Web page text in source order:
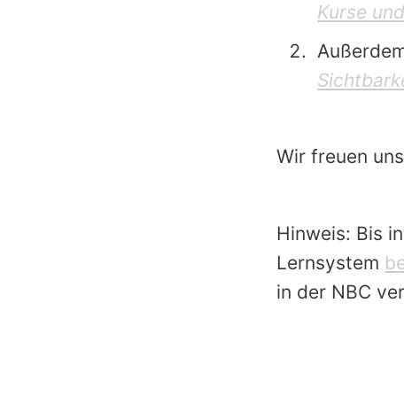
Kurse
Wir freuen
Hinweis: Bis
Lernsystem
in der NBC